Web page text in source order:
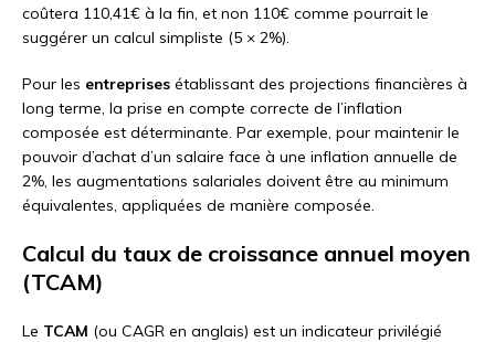
coûtera 110,41€ à la fin, et non 110€ comme pourrait le
suggérer un calcul simpliste (5 × 2%).
Pour les entreprises établissant des projections financières à
long terme, la prise en compte correcte de l’inflation
composée est déterminante. Par exemple, pour maintenir le
pouvoir d’achat d’un salaire face à une inflation annuelle de
2%, les augmentations salariales doivent être au minimum
équivalentes, appliquées de manière composée.
Calcul du taux de croissance annuel moyen
(TCAM)
Le TCAM (ou CAGR en anglais) est un indicateur privilégié